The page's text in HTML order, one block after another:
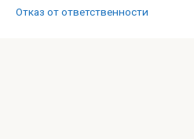
Отказ от ответственности